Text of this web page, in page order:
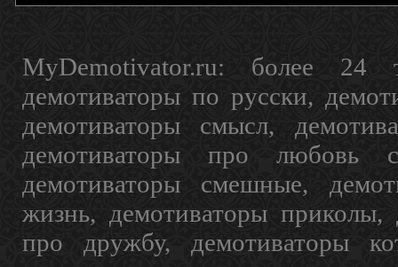
MyDemotivator.ru: более 24
демотиваторы по русски,
демотиваторы смысл,
демотиваторы про любовь
демотиваторы смешные,
жизнь, демотиваторы приколы,
про дружбу, демотиваторы